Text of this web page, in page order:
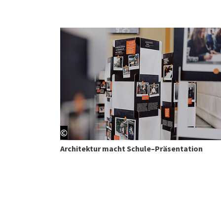
Architektur macht Schule–Präsentation
©